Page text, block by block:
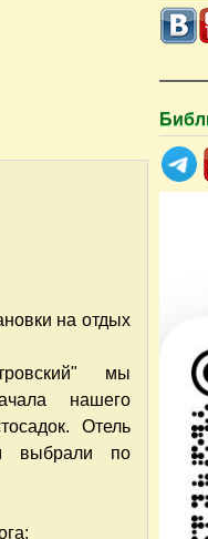
на отдых
мы
нашего
Отель
выбрали по